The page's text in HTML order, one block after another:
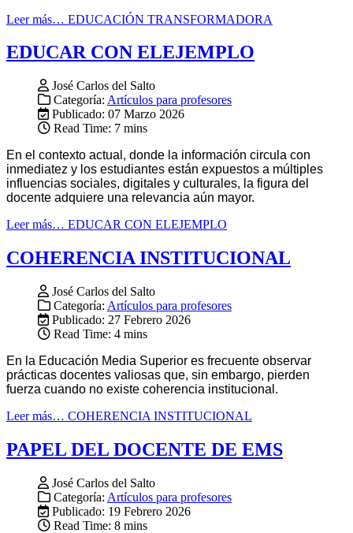
Leer más… EDUCACIÓN TRANSFORMADORA
EDUCAR CON ELEJEMPLO
José Carlos del Salto
Categoría: Artículos para profesores
Publicado: 07 Marzo 2026
Read Time: 7 mins
En el contexto actual, donde la información circula con
inmediatez y los estudiantes están expuestos a múltiples
influencias sociales, digitales y culturales, la figura del
docente adquiere una relevancia aún mayor.
Leer más… EDUCAR CON ELEJEMPLO
COHERENCIA INSTITUCIONAL
José Carlos del Salto
Categoría: Artículos para profesores
Publicado: 27 Febrero 2026
Read Time: 4 mins
En la Educación Media Superior es frecuente observar
prácticas docentes valiosas que, sin embargo, pierden
fuerza cuando no existe coherencia institucional.
Leer más… COHERENCIA INSTITUCIONAL
PAPEL DEL DOCENTE DE EMS
José Carlos del Salto
Categoría: Artículos para profesores
Publicado: 19 Febrero 2026
Read Time: 8 mins